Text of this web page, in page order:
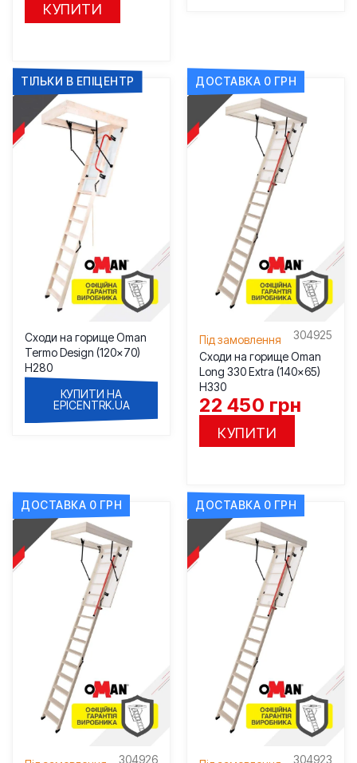
КУПИТИ
ТІЛЬКИ В ЕПІЦЕНТР
Сходи на горище Oman
Termo Design (120×70)
H280
КУПИТИ НА
EPICENTRK.UA
ДОСТАВКА 0 ГРН
Під замовлення
304925
Сходи на горище Oman
Long 330 Extra (140×65)
H330
22 450 грн
КУПИТИ
ДОСТАВКА 0 ГРН
304926
ДОСТАВКА 0 ГРН
304923